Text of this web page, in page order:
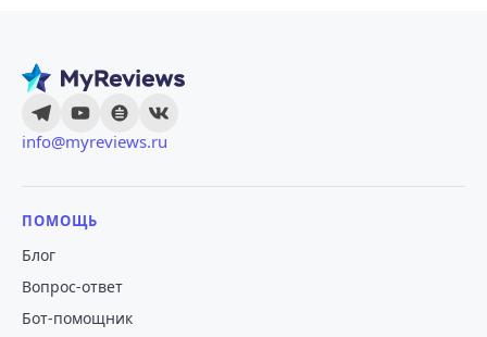
info@myreviews.ru
ПОМОЩЬ
Блог
Вопрос-ответ
Бот-помощник